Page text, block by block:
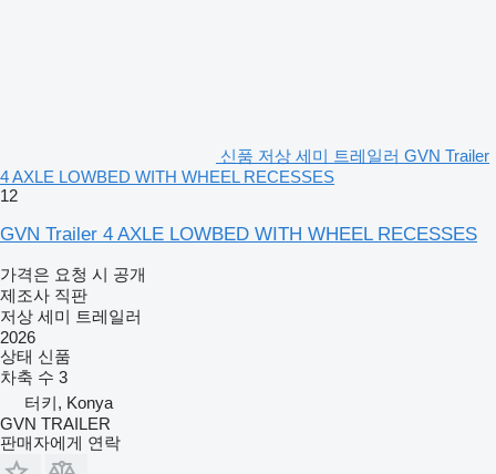
신품 저상 세미 트레일러 GVN Trailer
4 AXLE LOWBED WITH WHEEL RECESSES
12
GVN Trailer 4 AXLE LOWBED WITH WHEEL RECESSES
가격은 요청 시 공개
제조사 직판
저상 세미 트레일러
2026
상태 신품
차축 수 3
터키, Konya
GVN TRAILER
판매자에게 연락